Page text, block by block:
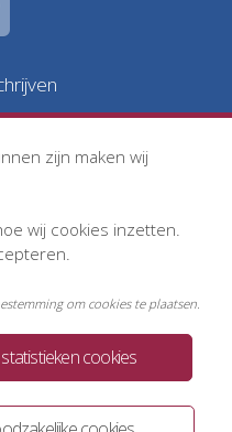
Klachtenregeling
cookies
zijn maken wij
wij cookies inzetten.
om cookies te plaatsen.